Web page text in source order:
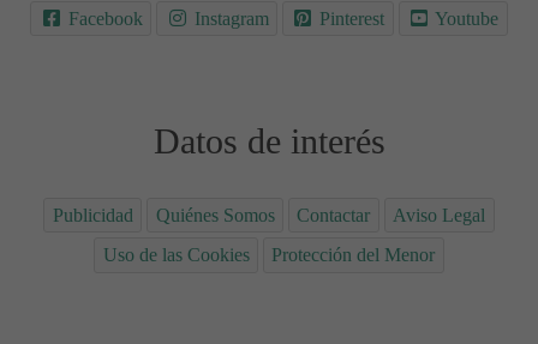
Facebook Instagram Pinterest Youtube
Datos de interés
Publicidad Quiénes Somos Contactar
Aviso Legal
Uso de las Cookies
Protección del Menor